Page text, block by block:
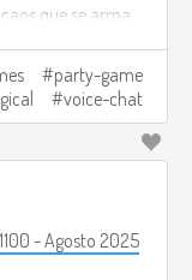
que se arma.
y aunque
era el
demás.
deception-
party-game
voice-chat
- Agosto 2025